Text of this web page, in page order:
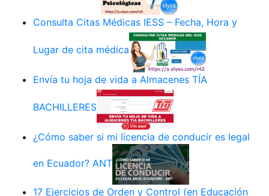
Consulta Citas Médicas IESS – Fecha, Hora y
Lugar de cita médica
Envía tu hoja de vida a Almacenes TÍA
BACHILLERES
¿Cómo saber si mi licencia de conducir es legal
en Ecuador? ANT
17 Ejercicios de Orden y Control (en Educación